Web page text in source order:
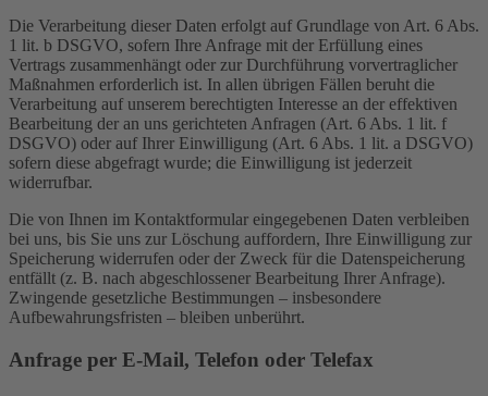
Die Verarbeitung dieser Daten erfolgt auf Grundlage von Art. 6 Abs.
1 lit. b DSGVO, sofern Ihre Anfrage mit der Erfüllung eines
Vertrags zusammenhängt oder zur Durchführung vorvertraglicher
Maßnahmen erforderlich ist. In allen übrigen Fällen beruht die
Verarbeitung auf unserem berechtigten Interesse an der effektiven
Bearbeitung der an uns gerichteten Anfragen (Art. 6 Abs. 1 lit. f
DSGVO) oder auf Ihrer Einwilligung (Art. 6 Abs. 1 lit. a DSGVO)
sofern diese abgefragt wurde; die Einwilligung ist jederzeit
widerrufbar.
Die von Ihnen im Kontaktformular eingegebenen Daten verbleiben
bei uns, bis Sie uns zur Löschung auffordern, Ihre Einwilligung zur
Speicherung widerrufen oder der Zweck für die Datenspeicherung
entfällt (z. B. nach abgeschlossener Bearbeitung Ihrer Anfrage).
Zwingende gesetzliche Bestimmungen – insbesondere
Aufbewahrungsfristen – bleiben unberührt.
Anfrage per E-Mail, Telefon oder Telefax